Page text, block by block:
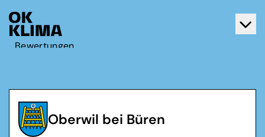
Bewertungen
Kontakt
DeutschOberwil bei Büren